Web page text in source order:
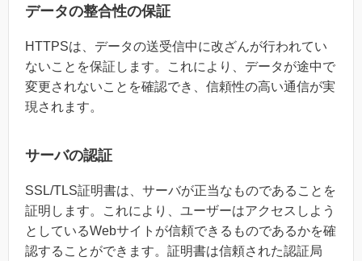
データの整合性の保証
HTTPSは、データの送受信中に改ざんが行われてい
ないことを保証します。これにより、データが途中で
変更されないことを確認でき、信頼性の高い通信が実
現されます。
サーバの認証
SSL/TLS証明書は、サーバが正当なものであることを
証明します。これにより、ユーザーはアクセスしよう
としているWebサイトが信頼できるものであるかを確
認することができます。証明書は信頼された認証局